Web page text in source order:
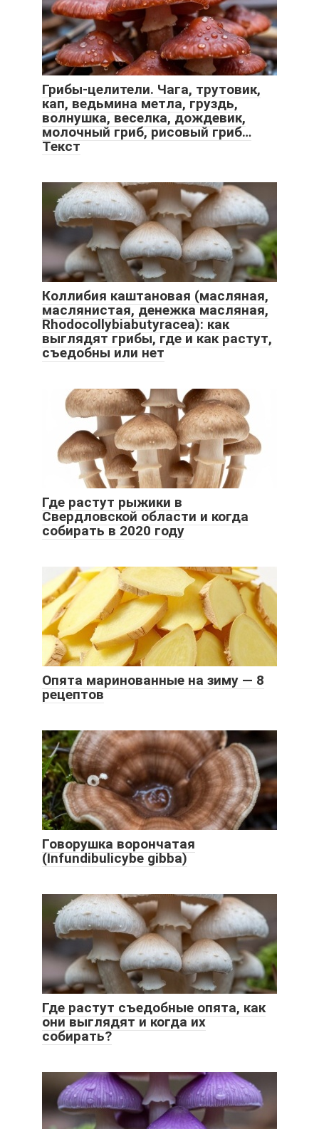
Грибы-целители. Чага, трутовик,
кап, ведьмина метла, груздь,
волнушка, веселка, дождевик,
молочный гриб, рисовый гриб…
Текст
Коллибия каштановая (масляная,
маслянистая, денежка масляная,
Rhodocollybiabutyracea): как
выглядят грибы, где и как растут,
съедобны или нет
Где растут рыжики в
Свердловской области и когда
собирать в 2020 году
Опята маринованные на зиму — 8
рецептов
Говорушка ворончатая
(Infundibulicybe gibba)
Где растут съедобные опята, как
они выглядят и когда их
собирать?